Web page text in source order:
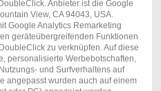
Anbieter ist die Google
View, CA 94043, USA.
Google Analytics Remarketing
geräteübergreifenden Funktionen
zu verknüpfen. Auf diese
personalisierte Werbebotschaften,
und Surfverhaltens auf
angepasst wurden auch auf einem